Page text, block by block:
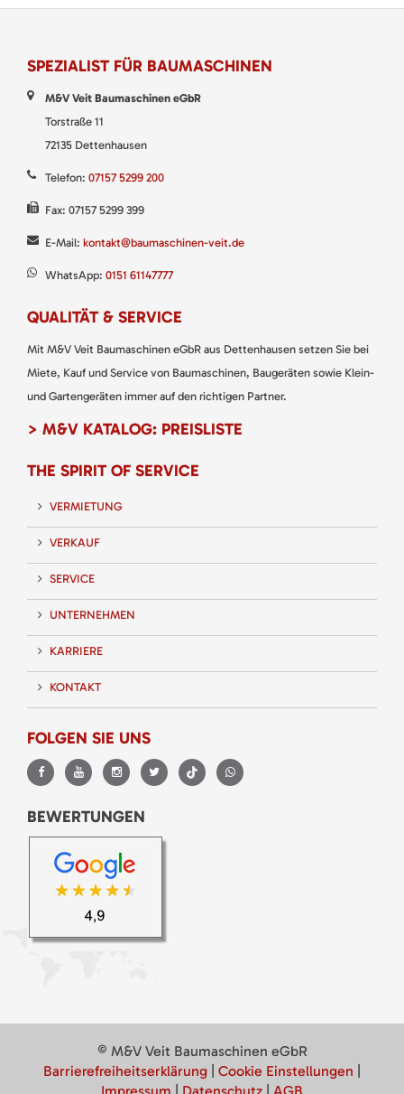
SPEZIALIST FÜR BAUMASCHINEN
M&V Veit Baumaschinen eGbR
Torstraße 11
72135 Dettenhausen
Telefon: 07157 5299 200
Fax: 07157 5299 399
E-Mail: kontakt@baumaschinen-veit.de
WhatsApp: 0151 61147777
QUALITÄT & SERVICE
Mit M&V Veit Baumaschinen eGbR aus Dettenhausen setzen Sie bei
Miete, Kauf und Service von Baumaschinen, Baugeräten sowie Klein-
und Gartengeräten immer auf den richtigen Partner.
> M&V KATALOG: PREISLISTE
THE SPIRIT OF SERVICE
VERMIETUNG
VERKAUF
SERVICE
UNTERNEHMEN
KARRIERE
KONTAKT
FOLGEN SIE UNS
BEWERTUNGEN
© M&V Veit Baumaschinen eGbR
Barrierefreiheitserklärung
Cookie Einstellungen
Impressum
Datenschutz AGB